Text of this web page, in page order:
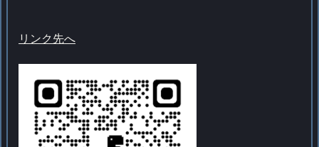
リンク先へ